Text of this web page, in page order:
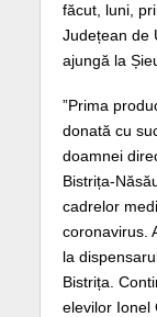
făcut, luni,
Județean de
ajungă la
”Prima
donată cu
doamnei
Bistrița-
cadrelor
coronavirus.
la
Bistrița.
elevilor Ionel